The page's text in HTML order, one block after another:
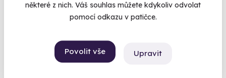
některé z nich. Váš souhlas můžete kdykoliv odvolat
pomocí odkazu v patičce.
Povolit vše Upravit